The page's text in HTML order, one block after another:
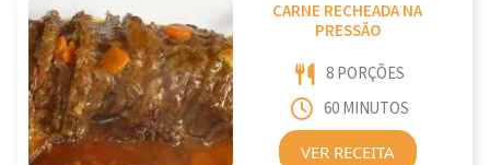
CARNE RECHEADA NA
PRESSÃO
8 PORÇÕES
60 MINUTOS
VER RECEITA